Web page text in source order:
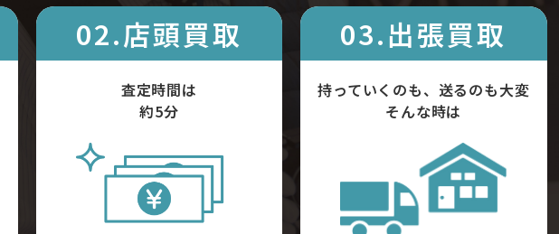
02.店頭買取
査定時間は
約5分
03.出張買取
持っていくのも、送るのも大変
そんな時は